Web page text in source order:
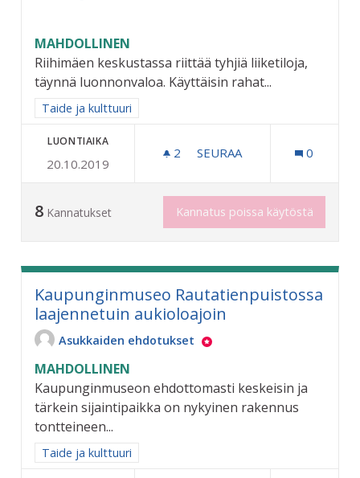
MAHDOLLINEN
Riihimäen keskustassa riittää tyhjiä liiketiloja,
täynnä luonnonvaloa. Käyttäisin rahat...
Rajaa tulokset aihepiirin mukaan: Taide ja kulttuuri
Taide ja kulttuuri
LUONTIAIKA
20.10.2019
2 2 SEURAAJAA
SEURAA 0
8 Kannatukset Kannatus poissa käytöstä
Kaupunginmuseo Rautatienpuistossa
laajennetuin aukioloajoin
Asukkaiden ehdotukset
MAHDOLLINEN
Kaupunginmuseon ehdottomasti keskeisin ja
tärkein sijaintipaikka on nykyinen rakennus
tontteineen...
Rajaa tulokset aihepiirin mukaan: Taide ja kulttuuri
Taide ja kulttuuri